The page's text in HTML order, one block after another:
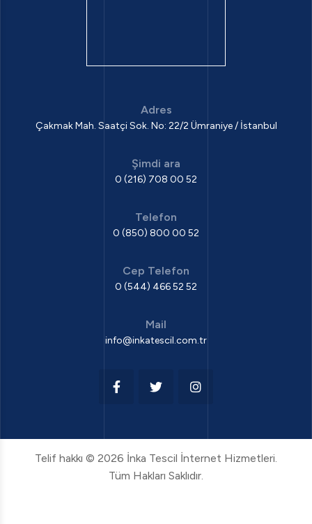
Adres
Çakmak Mah. Saatçi Sok. No: 22/2 Ümraniye / İstanbul
Şimdi ara
0 (216) 708 00 52
Telefon
0 (850) 800 00 52
Cep Telefon
0 (544) 466 52 52
Mail
info@inkatescil.com.tr
Telif hakkı © 2026 İnka Tescil İnternet Hizmetleri.
Tüm Hakları Saklıdır.